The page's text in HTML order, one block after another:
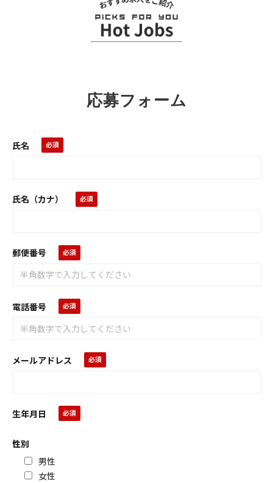
応募フォーム
氏名
氏名（カナ）
郵便番号
電話番号
メールアドレス
生年月日
性別
男性
女性